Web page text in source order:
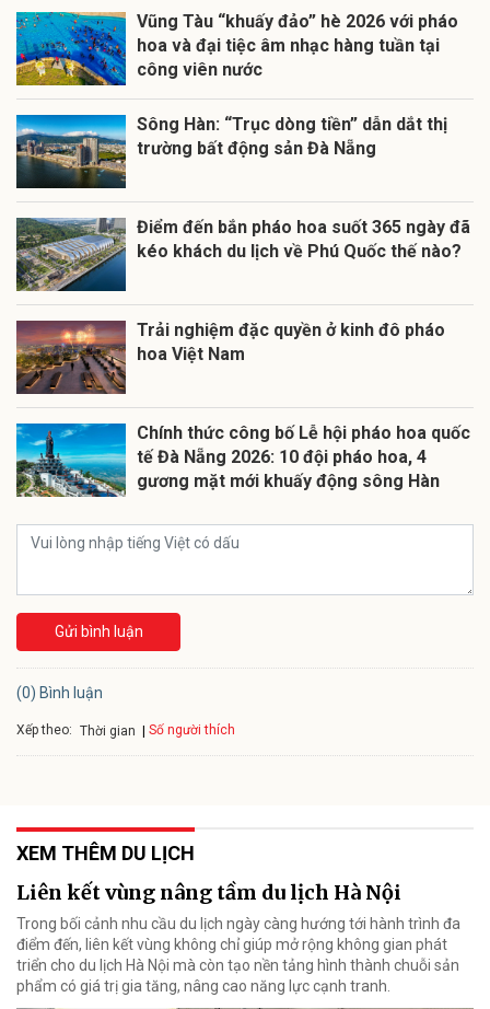
Vũng Tàu “khuấy đảo” hè 2026 với pháo
hoa và đại tiệc âm nhạc hàng tuần tại
công viên nước
Sông Hàn: “Trục dòng tiền” dẫn dắt thị
trường bất động sản Đà Nẵng
Điểm đến bắn pháo hoa suốt 365 ngày đã
kéo khách du lịch về Phú Quốc thế nào?
Trải nghiệm đặc quyền ở kinh đô pháo
hoa Việt Nam
Chính thức công bố Lễ hội pháo hoa quốc
tế Đà Nẵng 2026: 10 đội pháo hoa, 4
gương mặt mới khuấy động sông Hàn
Gửi bình luận
(0) Bình luận
Xếp theo: Thời gian Số người thích
XEM THÊM DU LỊCH
Liên kết vùng nâng tầm du lịch Hà Nội
Trong bối cảnh nhu cầu du lịch ngày càng hướng tới hành trình đa
điểm đến, liên kết vùng không chỉ giúp mở rộng không gian phát
triển cho du lịch Hà Nội mà còn tạo nền tảng hình thành chuỗi sản
phẩm có giá trị gia tăng, nâng cao năng lực cạnh tranh.